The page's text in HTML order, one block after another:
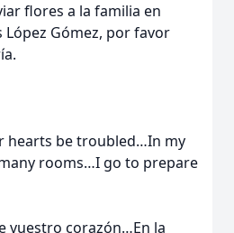
flores a la familia en
López Gómez, por favor
hearts be troubled…In my
rooms…I go to prepare
vuestro corazón…En la